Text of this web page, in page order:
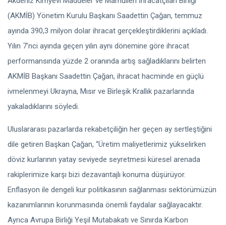
(AKMİB) Yönetim Kurulu Başkanı Saadettin Çağan, temmuz
ayında 390,3 milyon dolar ihracat gerçekleştirdiklerini açıkladı.
Yılın 7’nci ayında geçen yılın aynı dönemine göre ihracat
performansında yüzde 2 oranında artış sağladıklarını belirten
AKMİB Başkanı Saadettin Çağan, ihracat hacminde en güçlü
ivmelenmeyi Ukrayna, Mısır ve Birleşik Krallık pazarlarında
yakaladıklarını söyledi.
Uluslararası pazarlarda rekabetçiliğin her geçen ay sertleştiğini
dile getiren Başkan Çağan, “Üretim maliyetlerimiz yükselirken
döviz kurlarının yatay seviyede seyretmesi küresel arenada
rakiplerimize karşı bizi dezavantajlı konuma düşürüyor.
Enflasyon ile dengeli kur politikasının sağlanması sektörümüzün
kazanımlarının korunmasında önemli faydalar sağlayacaktır.
Ayrıca Avrupa Birliği Yeşil Mutabakatı ve Sınırda Karbon